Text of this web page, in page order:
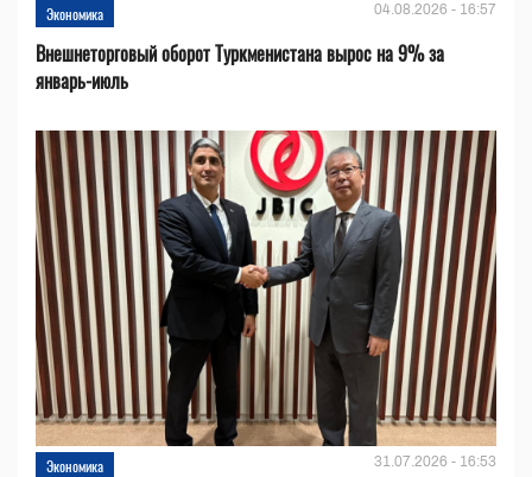
Экономика 04.08.2026 - 16:57
Внешнеторговый оборот Туркменистана вырос на 9% за
январь-июль
Экономика 31.07.2026 - 16:53